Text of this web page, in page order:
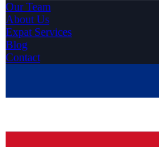
Our Team
About Us
Expat Services
Blog
Contact